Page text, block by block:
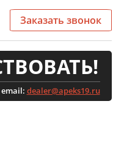
Заказать звонок
dealer@apeks19.ru